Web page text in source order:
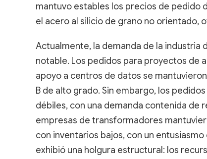
mantuvo estables los precios de pedido
el acero al silicio de grano no orientado,
Actualmente, la demanda de la
notable. Los pedidos para proyectos de
apoyo a centros de datos se
B de alto grado. Sin embargo, los
débiles, con una demanda contenida de
empresas de transformadores
con inventarios bajos, con un
exhibió una holgura estructural: los